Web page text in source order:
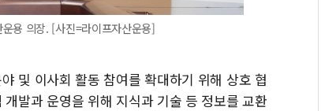
용 의장. [사진=라이프자산운용]
및 이사회 활동 참여를 확대하기 위해 상호 협
발과 운영을 위해 지식과 기술 등 정보를 교환